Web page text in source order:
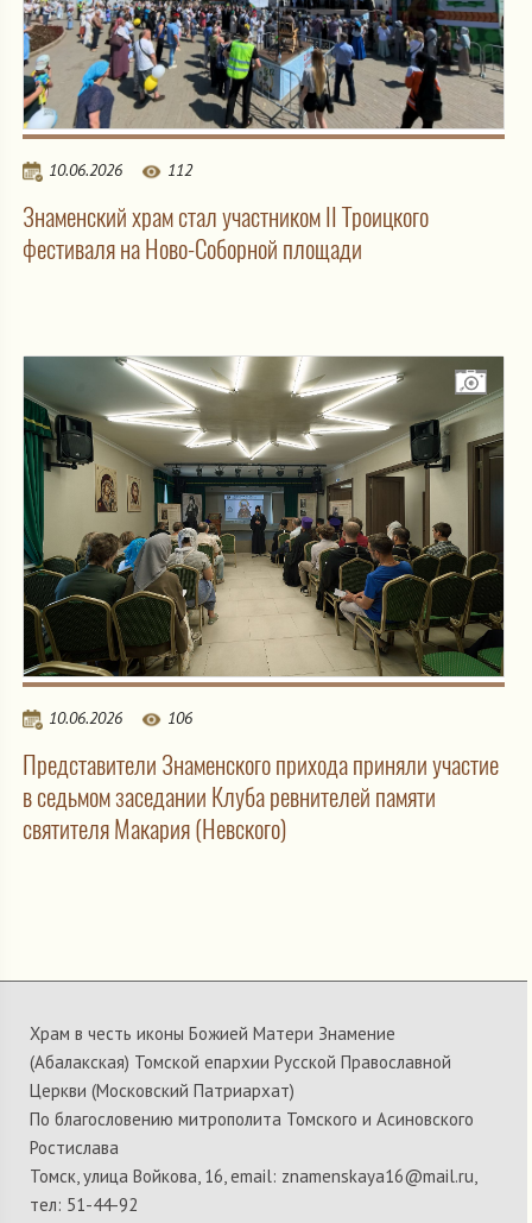
10.06.2026 112
Знаменский храм стал участником II Троицкого
фестиваля на Ново-Соборной площади
10.06.2026 106
Представители Знаменского прихода приняли участие
в седьмом заседании Клуба ревнителей памяти
святителя Макария (Невского)
Храм в честь иконы Божией Матери Знамение
(Абалакская) Томской епархии Русской Православной
Церкви (Московский Патриархат)
По благословению митрополита Томского и Асиновского
Ростислава
Томск, улица Войкова, 16, email: znamenskaya16@mail.ru,
тел: 51-44-92